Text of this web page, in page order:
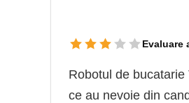
Evaluare
Robotul de
ce au nevoie din